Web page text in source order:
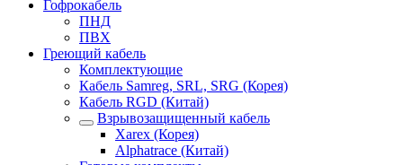
Гофрокабель
ПНД
ПВХ
Греющий кабель
Комплектующие
Кабель Samreg, SRL, SRG (Корея)
Кабель RGD (Китай)
Взрывозащищенный кабель
Xarex (Корея)
Alphatrace (Китай)